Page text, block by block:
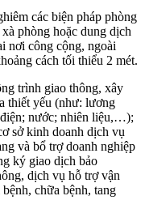
các biện pháp phòng
phòng hoặc dung dịch
nơi công cộng, ngoài
cách tối thiểu 2 mét.
trình giao thông, xây
thiết yếu (như: lương
nước; nhiên liệu,…);
sở kinh doanh dịch vụ
và bổ trợ doanh nghiệp
ký giao dịch bảo
dịch vụ hỗ trợ vận
chữa bệnh, tang